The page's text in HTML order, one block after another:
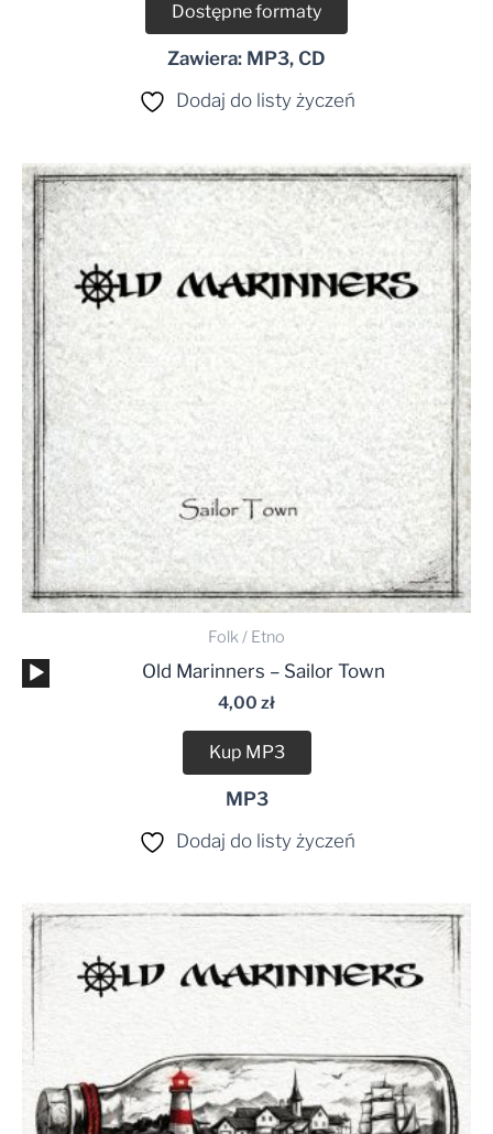
Dostępne formaty
Zawiera: MP3, CD
Dodaj do listy życzeń
Folk / Etno
Odtwarzacz
plików
Old Marinners – Sailor Town
4,00 zł
Kup MP3
MP3
Dodaj do listy życzeń